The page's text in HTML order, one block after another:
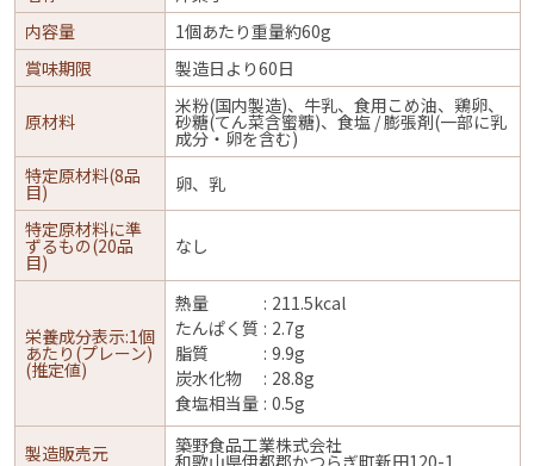
内容量
1個あたり重量約60g
賞味期限
製造日より60日
原材料
米粉(国内製造)、牛乳、食用こめ油、鶏卵、
砂糖(てん菜含蜜糖)、食塩 / 膨張剤(一部に乳
成分・卵を含む)
特定原材料(8品
目)
卵、乳
特定原材料に準
ずるもの(20品
目)
なし
栄養成分表示:1個
あたり(プレーン)
(推定値)
熱量
211.5kcal
たんぱく質
2.7g
脂質
9.9g
炭水化物
28.8g
食塩相当量 0.5g
製造販売元 築野食品工業株式会社
和歌山県伊都郡かつらぎ町新田120-1